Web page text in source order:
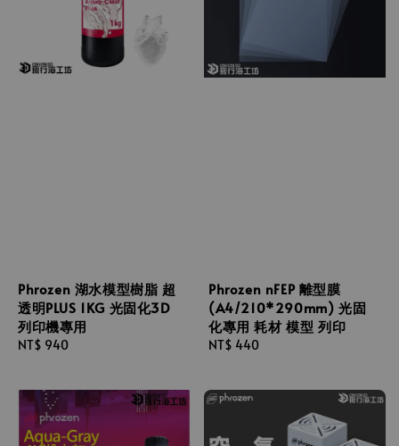
Phrozen 湖水模型樹脂 超
透明PLUS 1KG 光固化3D
列印機專用
Regular
NT$ 940
Phrozen nFEP 離型膜
(A4/210*290mm) 光固
化專用 耗材 模型 列印
Regular
NT$ 440